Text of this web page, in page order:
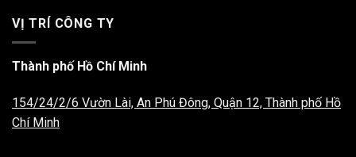
VỊ TRÍ CÔNG TY
Thành phố Hồ Chí Minh
154/24/2/6 Vườn Lài, An Phú Đông, Quận 12, Thành phố Hồ
Chí Minh